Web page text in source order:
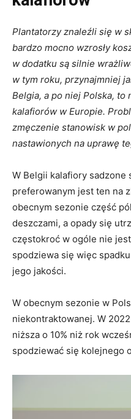
Plantatorzy znaleźli się w
bardzo mocno wzrosły
w dodatku są silnie
w tym roku, przynajmniej
Belgia, a po niej Polska,
kalafiorów w Europie.
zmęczenie stanowisk w
nastawionych na uprawę
W Belgii kalafiory sadzone
preferowanym jest ten na
obecnym sezonie część
deszczami, a opady się
częstokroć w ogóle nie
spodziewa się więc
jego jakości.
W obecnym sezonie w
niekontraktowanej. W
niższa o 10% niż rok
spodziewać się kolejnego